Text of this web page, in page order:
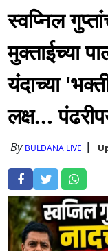
स्वप्निल
मुक्ताईच्या
यंदाच्या
लक्ष...
By BULDANA LIVE